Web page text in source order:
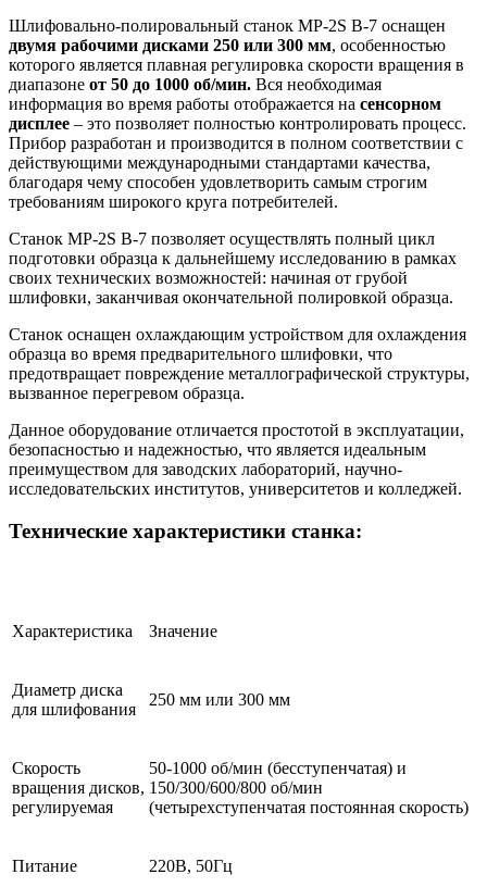
Шлифовально-полировальный станок MP-2S В-7 оснащен
двумя рабочими дисками 250 или 300 мм, особенностью
которого является плавная регулировка скорости вращения в
диапазоне от 50 до 1000 об/мин. Вся необходимая
информация во время работы отображается на сенсорном
дисплее – это позволяет полностью контролировать процесс.
Прибор разработан и производится в полном соответствии с
действующими международными стандартами качества,
благодаря чему способен удовлетворить самым строгим
требованиям широкого круга потребителей.
Станок MP-2S В-7 позволяет осуществлять полный цикл
подготовки образца к дальнейшему исследованию в рамках
своих технических возможностей: начиная от грубой
шлифовки, заканчивая окончательной полировкой образца.
Станок оснащен охлаждающим устройством для охлаждения
образца во время предварительного шлифовки, что
предотвращает повреждение металлографической структуры,
вызванное перегревом образца.
Данное оборудование отличается простотой в эксплуатации,
безопасностью и надежностью, что является идеальным
преимуществом для заводских лабораторий, научно-
исследовательских институтов, университетов и колледжей.
Технические характеристики станка:
Характеристика Значение
Диаметр диска
для шлифования
250 мм или 300 мм
Скорость
вращения дисков,
регулируемая
50-1000 об/мин (бесступенчатая) и
150/300/600/800 об/мин
(четырехступенчатая постоянная скорость)
Питание 220В, 50Гц